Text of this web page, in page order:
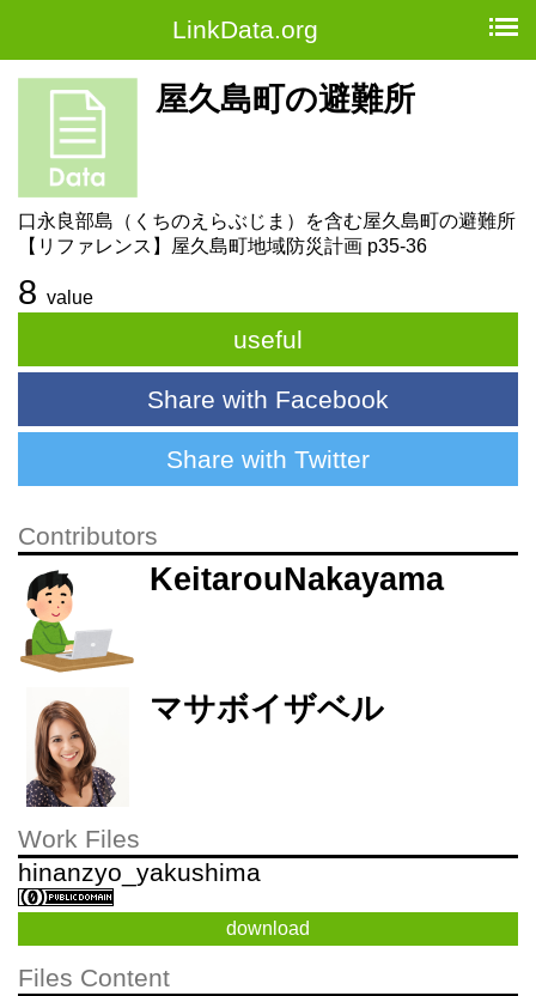
LinkData.org
屋久島町の避難所
口永良部島（くちのえらぶじま）を含む屋久島町の避難所
【リファレンス】屋久島町地域防災計画 p35-36
8 value
useful
Share with Facebook
Share with Twitter
Contributors
KeitarouNakayama
マサボイザベル
Work Files
hinanzyo_yakushima
download
Files Content